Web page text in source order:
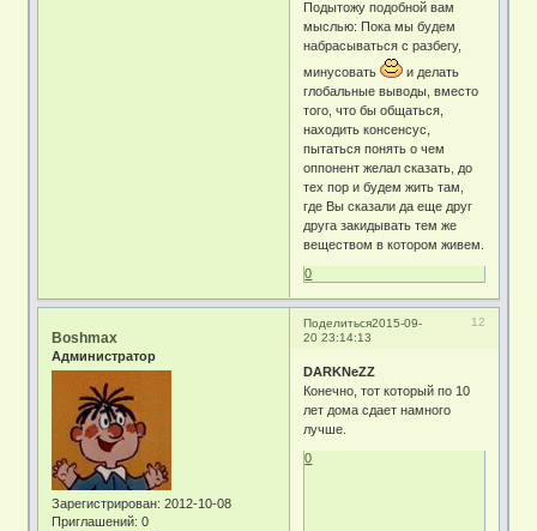
Подытожу подобной вам
мыслью: Пока мы будем
набрасываться с разбегу,
минусовать
и делать
глобальные выводы, вместо
того, что бы общаться,
находить консенсус,
пытаться понять о чем
оппонент желал сказать, до
тех пор и будем жить там,
где Вы сказали да еще друг
друга закидывать тем же
веществом в котором живем.
0
Поделиться 12
2015-09-
20 23:14:13
Boshmax
Администратор
Зарегистрирован: 2012-10-08
Приглашений: 0
DARKNeZZ
Конечно, тот который по 10
лет дома сдает намного
лучше.
0